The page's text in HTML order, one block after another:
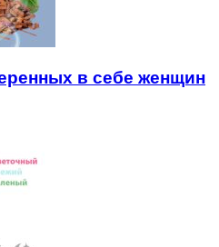
в себе женщин